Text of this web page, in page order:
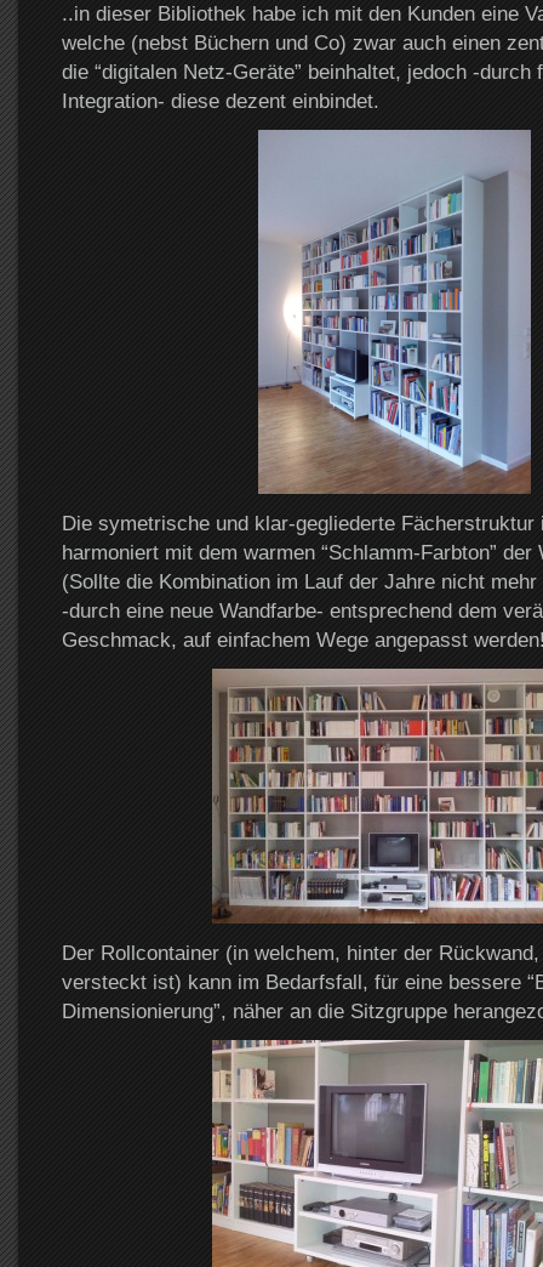
..in dieser Bibliothek habe ich mit den Kunden eine
welche (nebst Büchern und Co) zwar auch einen
die “digitalen Netz-Geräte” beinhaltet, jedoch -durch
Integration- diese dezent einbindet.
Die symetrische und klar-gegliederte Fächerstruktur
harmoniert mit dem warmen “Schlamm-Farbton” der
(Sollte die Kombination im Lauf der Jahre nicht
-durch eine neue Wandfarbe- entsprechend dem
Geschmack, auf einfachem Wege angepasst
Der Rollcontainer (in welchem, hinter der
versteckt ist) kann im Bedarfsfall, für eine bessere
Dimensionierung”, näher an die Sitzgruppe